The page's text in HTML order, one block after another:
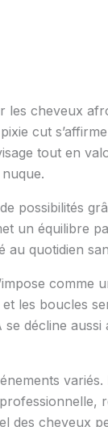
les cheveux
cut
tout en
possibilités
un équilibre
au quotidien
comme
les boucles
décline aussi
variés.
des cheveux